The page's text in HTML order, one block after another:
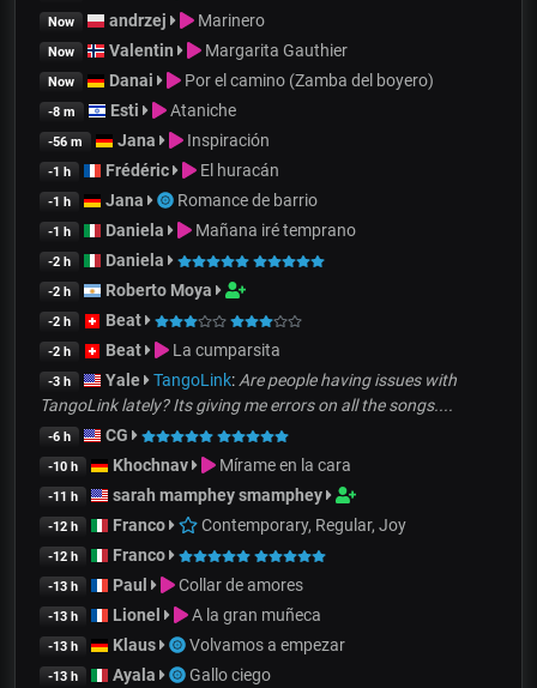
Now andrzej Marinero
Now Valentin Margarita Gauthier
Now Danai Por el camino (Zamba del boyero)
-8 m Esti Ataniche
-56 m Jana Inspiración
-1 h Frédéric El huracán
-1 h Jana Romance de barrio
-1 h Daniela Mañana iré temprano
-2 h Daniela
-2 h Roberto Moya
-2 h Beat
-2 h Beat La cumparsita
-3 h Yale TangoLink: Are people having issues with
TangoLink lately? Its giving me errors on all the songs....
-6 h CG
-10 h Khochnav Mírame en la cara
-11 h sarah mamphey smamphey
-12 h Franco Contemporary, Regular, Joy
-12 h Franco
-13 h Paul Collar de amores
-13 h Lionel A la gran muñeca
-13 h Klaus Volvamos a empezar
-13 h Ayala Gallo ciego